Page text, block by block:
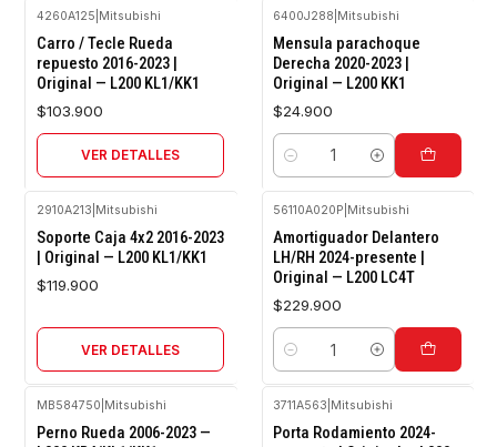
4260A125 Mitsubishi
Carro / Tecle Rueda
repuesto 2016-2023 |
Original — L200 KL1/KK1
$103.900
VER DETALLES
6400J288 Mitsubishi
Mensula parachoque
Derecha 2020-2023 |
Original — L200 KK1
$24.900
Cantidad
2910A213 Mitsubishi
Soporte Caja 4x2 2016-2023
| Original — L200 KL1/KK1
$119.900
VER DETALLES
56110A020P Mitsubishi
Amortiguador Delantero
LH/RH 2024-presente |
Original — L200 LC4T
$229.900
Cantidad
MB584750 Mitsubishi
Perno Rueda 2006-2023 —
3711A563 Mitsubishi
Porta Rodamiento 2024-